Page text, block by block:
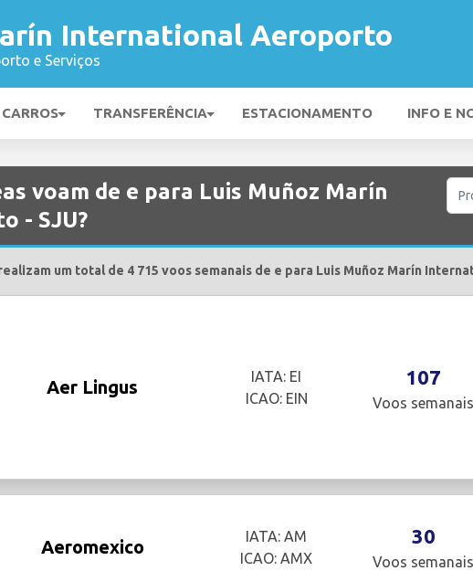
International Aeroporto
e Serviços
TRANSFERÊNCIA ESTACIONAMENTO INFO E
voam de e para Luis Muñoz Marín
- SJU?
um total de 4 715 voos semanais de e para Luis Muñoz Marín
Aer Lingus
IATA: EI
ICAO: EIN
107
Voos semanais
Aeromexico
IATA: AM
ICAO: AMX
30
Voos semanais